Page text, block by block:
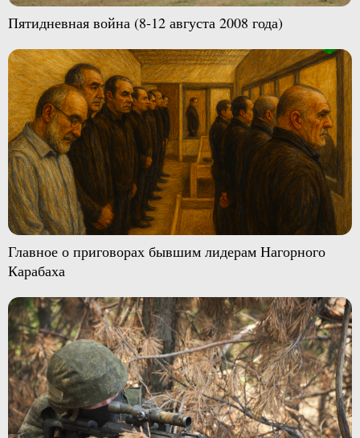
Пятидневная война (8-12 августа 2008 года)
Главное о приговорах бывшим лидерам Нагорного
Карабаха